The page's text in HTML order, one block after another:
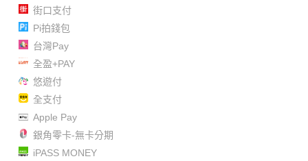
街口支付
Pi拍錢包
台灣Pay
全盈+PAY
悠遊付
全支付
Apple Pay
銀角零卡-無卡分期
iPASS MONEY